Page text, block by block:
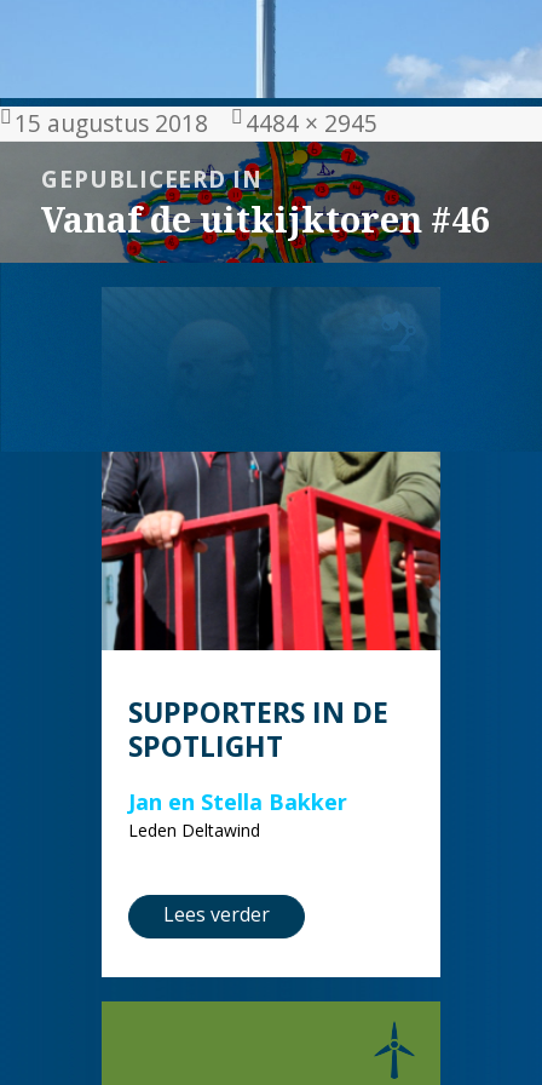
Geplaatst
15 augustus 2018
Volledige
grootte
4484 × 2945
navigatieGEPUBLICEERD IN
Vanaf de uitkijktoren #46
SUPPORTERS IN DE
SPOTLIGHT
Jan en Stella Bakker
Leden Deltawind
Lees verder